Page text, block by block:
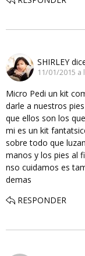
SHIRLEY
11/01/2015 a
Micro Pedi un kit
darle a nuestros
que ellos son los
mi es un kit
sobre todo que
manos y los pies al
nso cuidamos es
demas
RESPONDER